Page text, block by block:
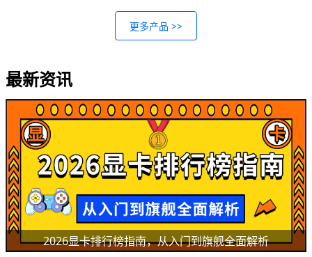
更多产品 >>
最新资讯
2026显卡排行榜指南，从入门到旗舰全面解析